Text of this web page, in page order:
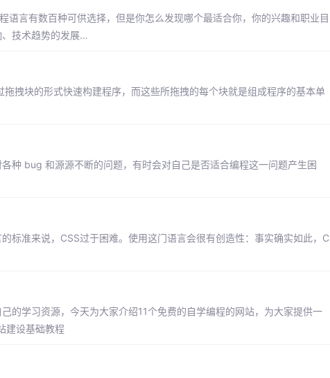
语言有数百种可供选择，但是你怎么发现哪个最适合你，你的兴趣和职业目
技术趋势的发展…
拽块的形式快速构建程序，而这些所拖拽的每个块就是组成程序的基本单
种 bug 和源源不断的问题，有时会对自己是否适合编程这一问题产生困
标准来说，CSS过于困难。使用这门语言会很有创造性：事实确实如此，C
的学习资源，今天为大家介绍11个免费的自学编程的网站，为大家提供一
建设基础教程